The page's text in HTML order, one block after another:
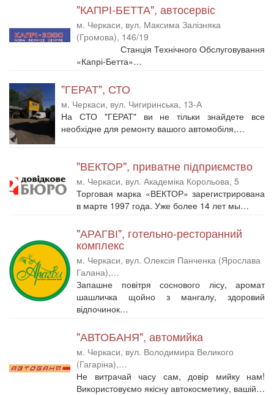
"КАПРІ-БЕТТА", автосервіс
м. Черкаси, вул. Максима Залізняка
(Громова), 146/19
Станція Технічного Обслуговування
«Капрі-Бетта»…
"ГЕРАТ", СТО
м. Черкаси, вул. Чигиринська, 13-А
На СТО "ГЕРАТ" ви не тільки знайдете все
необхідне для ремонту вашого автомобіля,…
"ВЕКТОР", приватне підприємство
м. Черкаси, вул. Академіка Корольова, 5
Торговая марка «ВЕКТОР» зарегистрирована
в марте 1997 года. Уже более 14 лет мы…
"АРАГВІ", готельно-ресторанний
комплекс
м. Черкаси, вул. Олексія Панченка (Ярослава
Галана),…
Запашне повітря соснового лісу, аромат
шашличка щойно з мангалу, здоровий
відпочинок…
"АВТОБАНЯ", автомийка
м. Черкаси, вул. Володимира Великого
(Гагаріна),…
Не витрачай часу сам, довір мийку нам!
Використовуємо якісну автокосметику, вашій…